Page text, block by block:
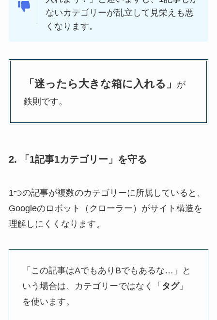
ないカテゴリーが乱立して見栄えも悪
くなります。
「迷ったら大きな箱に入れる」
が
鉄則です。
2. 「1記事1カテゴリー」を守る
1つの記事が複数のカテゴリーに所属していると、
Googleのロボット（クローラー）がサイト構造を
理解しにくくなります。
「この記事はAでもありBでもあるな…」と
いう場合は、カテゴリーではなく「 タグ」
を使います。